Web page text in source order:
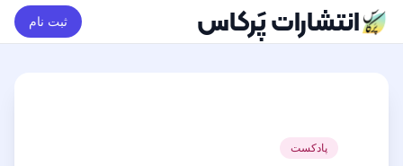
انتشارات پَرکاس ثبت نام
پادکست